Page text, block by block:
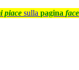
piace sulla pagina